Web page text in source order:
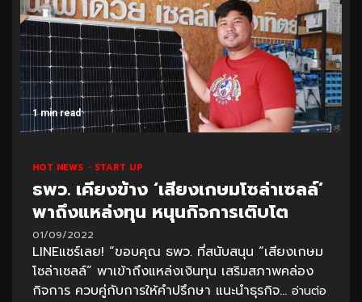
1 min read
HOT NEWS START UP
ธพว. เคียงข้าง ‘เสียงเกษมโซล่าเซลล์’
พาถึงแหล่งทุน หนุนกิจการเติบโต
01/09/2022
LINEแชร์เลย! “ขอบคุณ ธพว. ที่สนับสนุน “เสียงเกษม
โซล่าเซลล์” พาเข้าถึงแหล่งเงินทุน เสริมสภาพคล่อง
กิจการ ควบคู่กับการให้คำปรึกษา แนะนำธุรกิจ... อ่านต่อ